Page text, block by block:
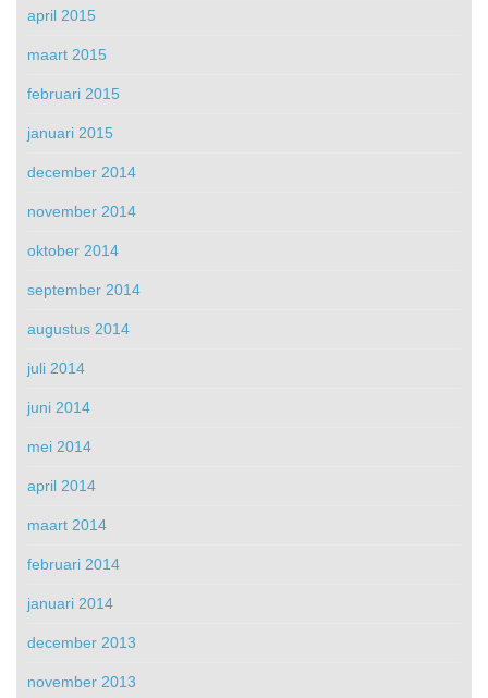
april 2015
maart 2015
februari 2015
januari 2015
december 2014
november 2014
oktober 2014
september 2014
augustus 2014
juli 2014
juni 2014
mei 2014
april 2014
maart 2014
februari 2014
januari 2014
december 2013
november 2013